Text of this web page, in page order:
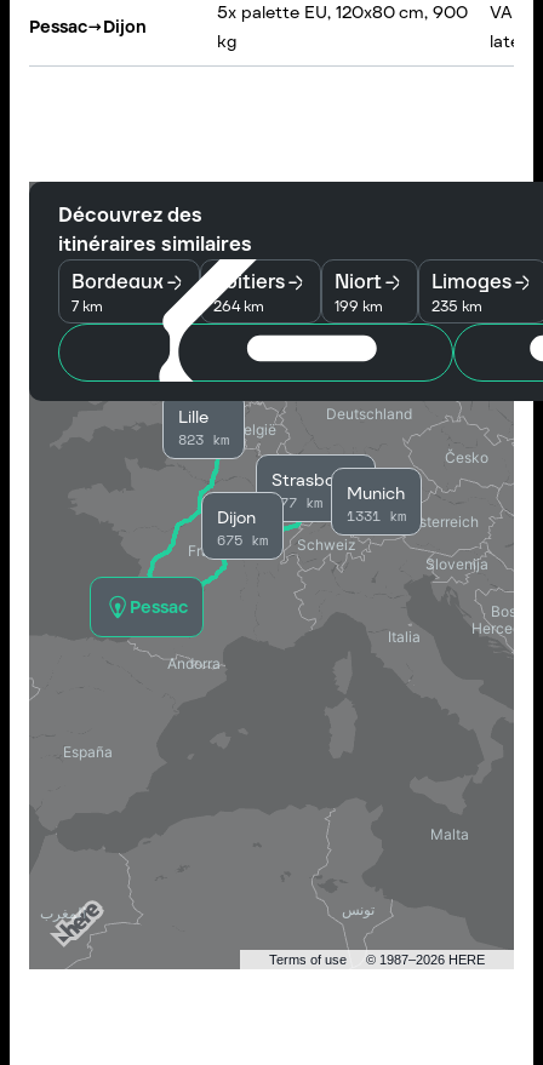
Pessac→Dijon
5x palette EU, 120x80 cm, 900
kg
VAN,
Découvrez des
itinéraires similaires
Bordeaux
7 km
Poitiers
264 km
Niort
199 km
Limoges
235 km
Pessac
Lille
823 km
Dijon
675 km
Strasbourg
977 km Munich
1331 km
Terms of use © 1987–2026 HERE